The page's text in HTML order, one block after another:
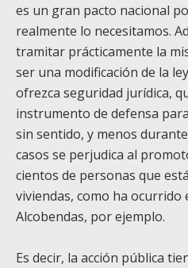
es un gran pacto nacional
realmente lo necesitamos.
tramitar prácticamente la
ser una modificación de la
ofrezca seguridad jurídica,
instrumento de defensa
sin sentido, y menos
casos se perjudica al
cientos de personas que
viviendas, como ha ocurrido
Alcobendas, por ejemplo.
Es decir, la acción pública